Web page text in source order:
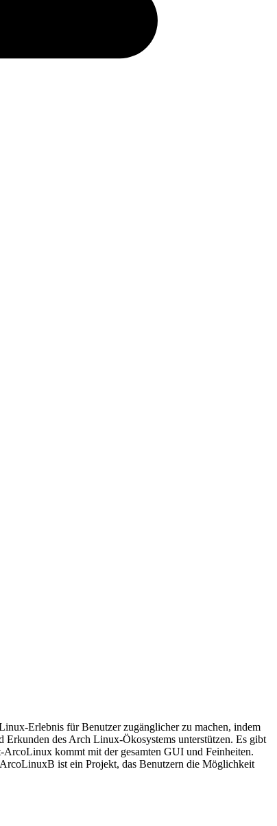
Erlebnis für Benutzer zugänglicher zu machen, indem
des Arch Linux-Ökosystems unterstützen. Es gibt
kommt mit der gesamten GUI und Feinheiten.
ist ein Projekt, das Benutzern die Möglichkeit